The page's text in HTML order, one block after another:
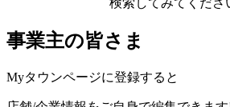
事業主の皆さま
Myタウンページに登録すると